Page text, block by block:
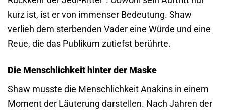
kurz ist, ist er von immenser Bedeutung. Shaw
verlieh dem sterbenden Vader eine Würde und eine
Reue, die das Publikum zutiefst berührte.
Die Menschlichkeit hinter der Maske
Shaw musste die Menschlichkeit Anakins in einem
Moment der Läuterung darstellen. Nach Jahren der